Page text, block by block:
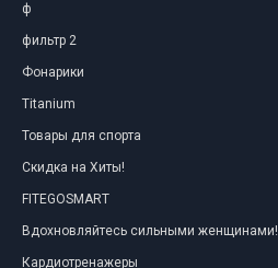
ф
фильтр 2
Фонарики
Titanium
Товары для спорта
Скидка на Хиты!
FITEGOSMART
Вдохновляйтесь сильными женщинами!
Кардиотренажеры